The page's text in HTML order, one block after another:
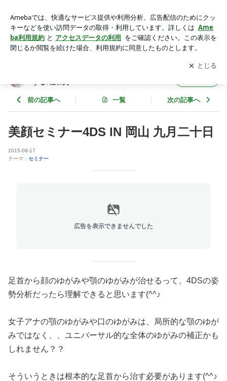
肩、脱力で人生は好転する♪堀和夫
アプリをダウンロードして ブログの更新通知
を受け取りまし
ょう。
開く
する♪堀和夫
前の記事へ 一覧 次の記事へ
美顔セミナー4DS IN 岡山 九月二十日
2015-08-17
テーマ： セミナー
広告を表示できませんでした
足首から顔のゆがみや顎のゆがみが治せるって、4DSの姿
勢分析だったら理解できると思います(^^♪
女子アナの顎のゆがみや口のゆがみは、局所的な顎のゆが
みではなく、、ユニバーサル的な全体のゆがみの補正かも
しれません？？
そういうときは根本的な足首から治す必要があります(^^♪